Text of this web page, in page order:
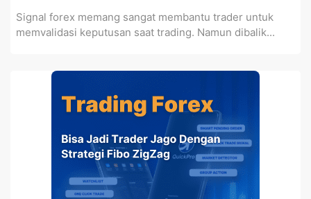
Signal forex memang sangat membantu trader untuk
memvalidasi keputusan saat trading. Namun dibalik...